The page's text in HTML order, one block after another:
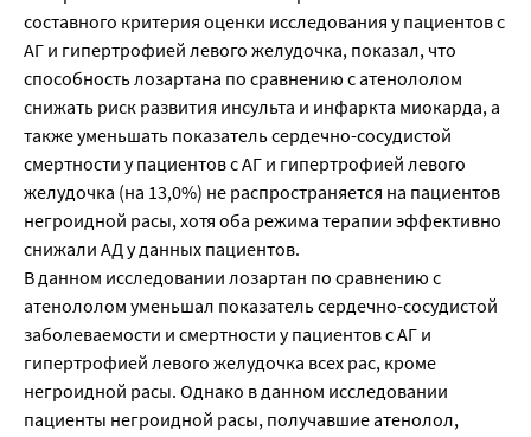
составного критерия оценки исследования у пациентов с
АГ и гипертрофией левого желудочка, показал, что
способность лозартана по сравнению с атенололом
снижать риск развития инсульта и инфаркта миокарда, а
также уменьшать показатель сердечно-сосудистой
смертности у пациентов с АГ и гипертрофией левого
желудочка (на 13,0%) не распространяется на пациентов
негроидной расы, хотя оба режима терапии эффективно
снижали АД у данных пациентов.
В данном исследовании лозартан по сравнению с
атенололом уменьшал показатель сердечно-сосудистой
заболеваемости и смертности у пациентов с АГ и
гипертрофией левого желудочка всех рас, кроме
негроидной расы. Однако в данном исследовании
пациенты негроидной расы, получавшие атенолол,